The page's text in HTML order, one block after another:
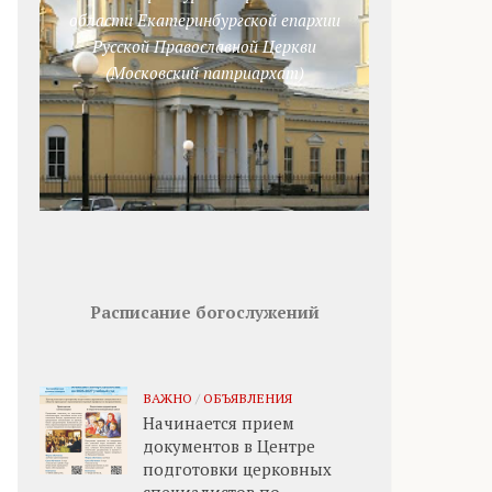
области Екатеринбургской епархии
Русской Православной Церкви
(Московский патриархат)
Расписание богослужений
ВАЖНО / ОБЪЯВЛЕНИЯ
Начинается прием
документов в Центре
подготовки церковных